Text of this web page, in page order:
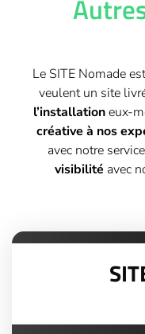
Le SITE Nomade
veulent un site
l’installationeux-
créative à nos
avec notre
visibilité avec